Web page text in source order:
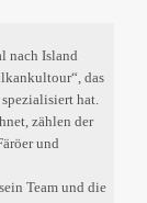
nach Island
das
hat.
zählen der
und
Team und die